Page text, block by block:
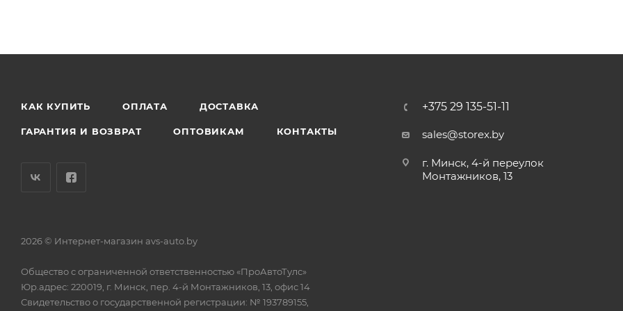
КАК КУПИТЬ ОПЛАТА ДОСТАВКА
ГАРАНТИЯ И ВОЗВРАТ ОПТОВИКАМ КОНТАКТЫ
+375 29 135-51-11
sales@storex.by
г. Минск, 4-й переулок
Монтажников, 13
2026 © Интернет-магазин avs-auto.by
Общество с ограниченной ответственностью «ПроАвтоТулс»
Юр.адрес: 220019, г. Минск, пер. 4-й Монтажников, 13, офис 14
Свидетельство о государственной регистрации: № 193789155,